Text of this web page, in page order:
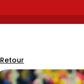
Retour